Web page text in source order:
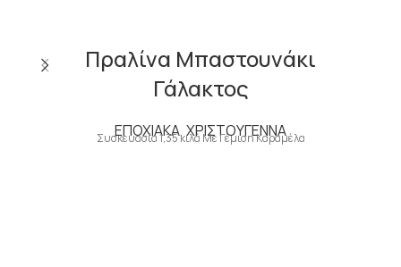
Πραλίνα Μπαστουνάκι
Γάλακτος
ΕΠΟΧΙΑΚΑ, ΧΡΙΣΤΟΥΓΕΝΝΑ
Συσκευασία 1,35 κιλά Με Γέμιση Καραμέλα